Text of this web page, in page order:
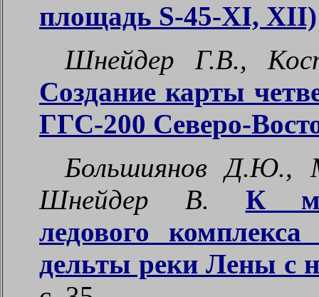
площадь S-45-XI, XII)
Шнейдер Г.В.,
Создание карты
ГГС-200 Северо-
Большиянов Д.Ю.,
Шнейдер В.
К
ледового
дельты реки Лены с